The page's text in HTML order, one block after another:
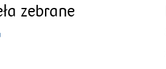
zebrane